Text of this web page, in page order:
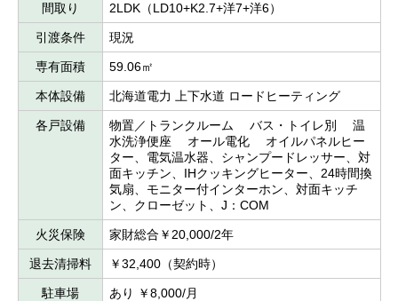
間取り 2LDK（LD10+K2.7+洋7+洋6）
引渡条件 現況
専有面積 59.06㎡
本体設備 北海道電力 上下水道 ロードヒーティング
各戸設備
物置／トランクルーム バス・トイレ別 温
水洗浄便座 オール電化 オイルパネルヒー
ター、電気温水器、シャンプードレッサー、対
面キッチン、IHクッキングヒーター、24時間換
気扇、モニター付インターホン、対面キッチ
ン、クローゼット、J：COM
火災保険 家財総合￥20,000/2年
退去清掃料 ￥32,400（契約時）
駐車場 あり ￥8,000/月